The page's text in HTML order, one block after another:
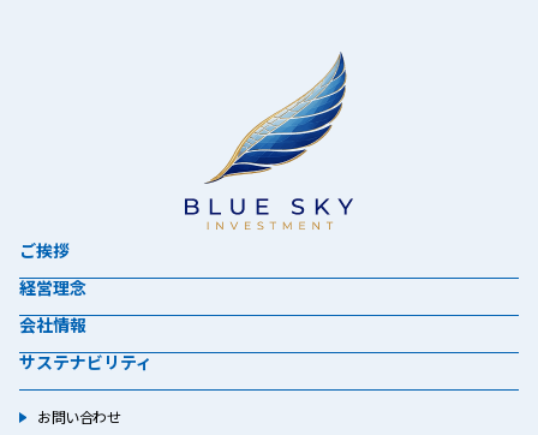
ご挨拶
経営理念
会社情報
サステナビリティ
お問い合わせ